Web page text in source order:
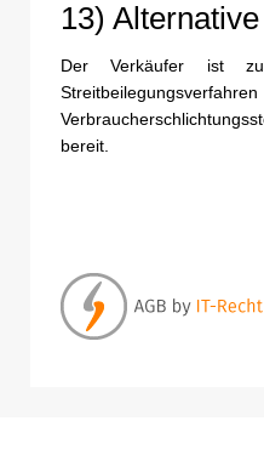
13)
Der Verkäufer ist
bereit.